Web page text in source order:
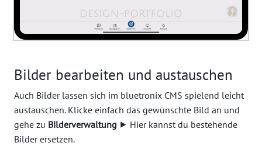
Bilder bearbeiten und austauschen
Auch Bilder lassen sich im bluetronix CMS spielend leicht
austauschen. Klicke einfach das gewünschte Bild an und
gehe zu Bilderverwaltung ⯈ Hier kannst du bestehende
Bilder ersetzen.